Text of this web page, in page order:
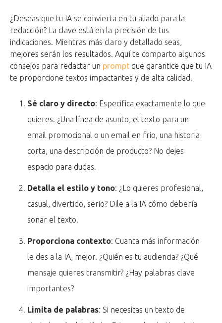
¿Deseas que tu IA se convierta en tu aliado para la
redacción? La clave está en la precisión de tus
indicaciones. Mientras más claro y detallado seas,
mejores serán los resultados. Aquí te comparto algunos
consejos para redactar un prompt que garantice que tu IA
te proporcione textos impactantes y de alta calidad.
Sé claro y directo: Especifica exactamente lo que
quieres. ¿Una línea de asunto, el texto para un
email promocional o un email en frio, una historia
corta, una descripción de producto? No dejes
espacio para dudas.
Detalla el estilo y tono: ¿Lo quieres profesional,
casual, divertido, serio? Dile a la IA cómo debería
sonar el texto.
Proporciona contexto: Cuanta más información
le des a la IA, mejor. ¿Quién es tu audiencia? ¿Qué
mensaje quieres transmitir? ¿Hay palabras clave
importantes?
Limita de palabras: Si necesitas un texto de